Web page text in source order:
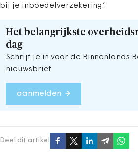
bij je inboedelverzekering.’
Het belangrijkste
dag
Schrijf je in voor de Binnenlands
nieuwsbrief
aanmelden
Deel dit artikel